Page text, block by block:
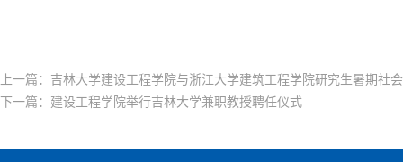
上一篇： 吉林大学建设工程学院与浙江大学建筑工程学院研究生暑期社
下一篇： 建设工程学院举行吉林大学兼职教授聘任仪式